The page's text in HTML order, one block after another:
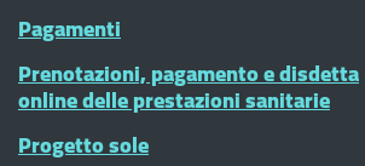
Pagamenti
Prenotazioni, pagamento e disdetta
online delle prestazioni sanitarie
Progetto sole